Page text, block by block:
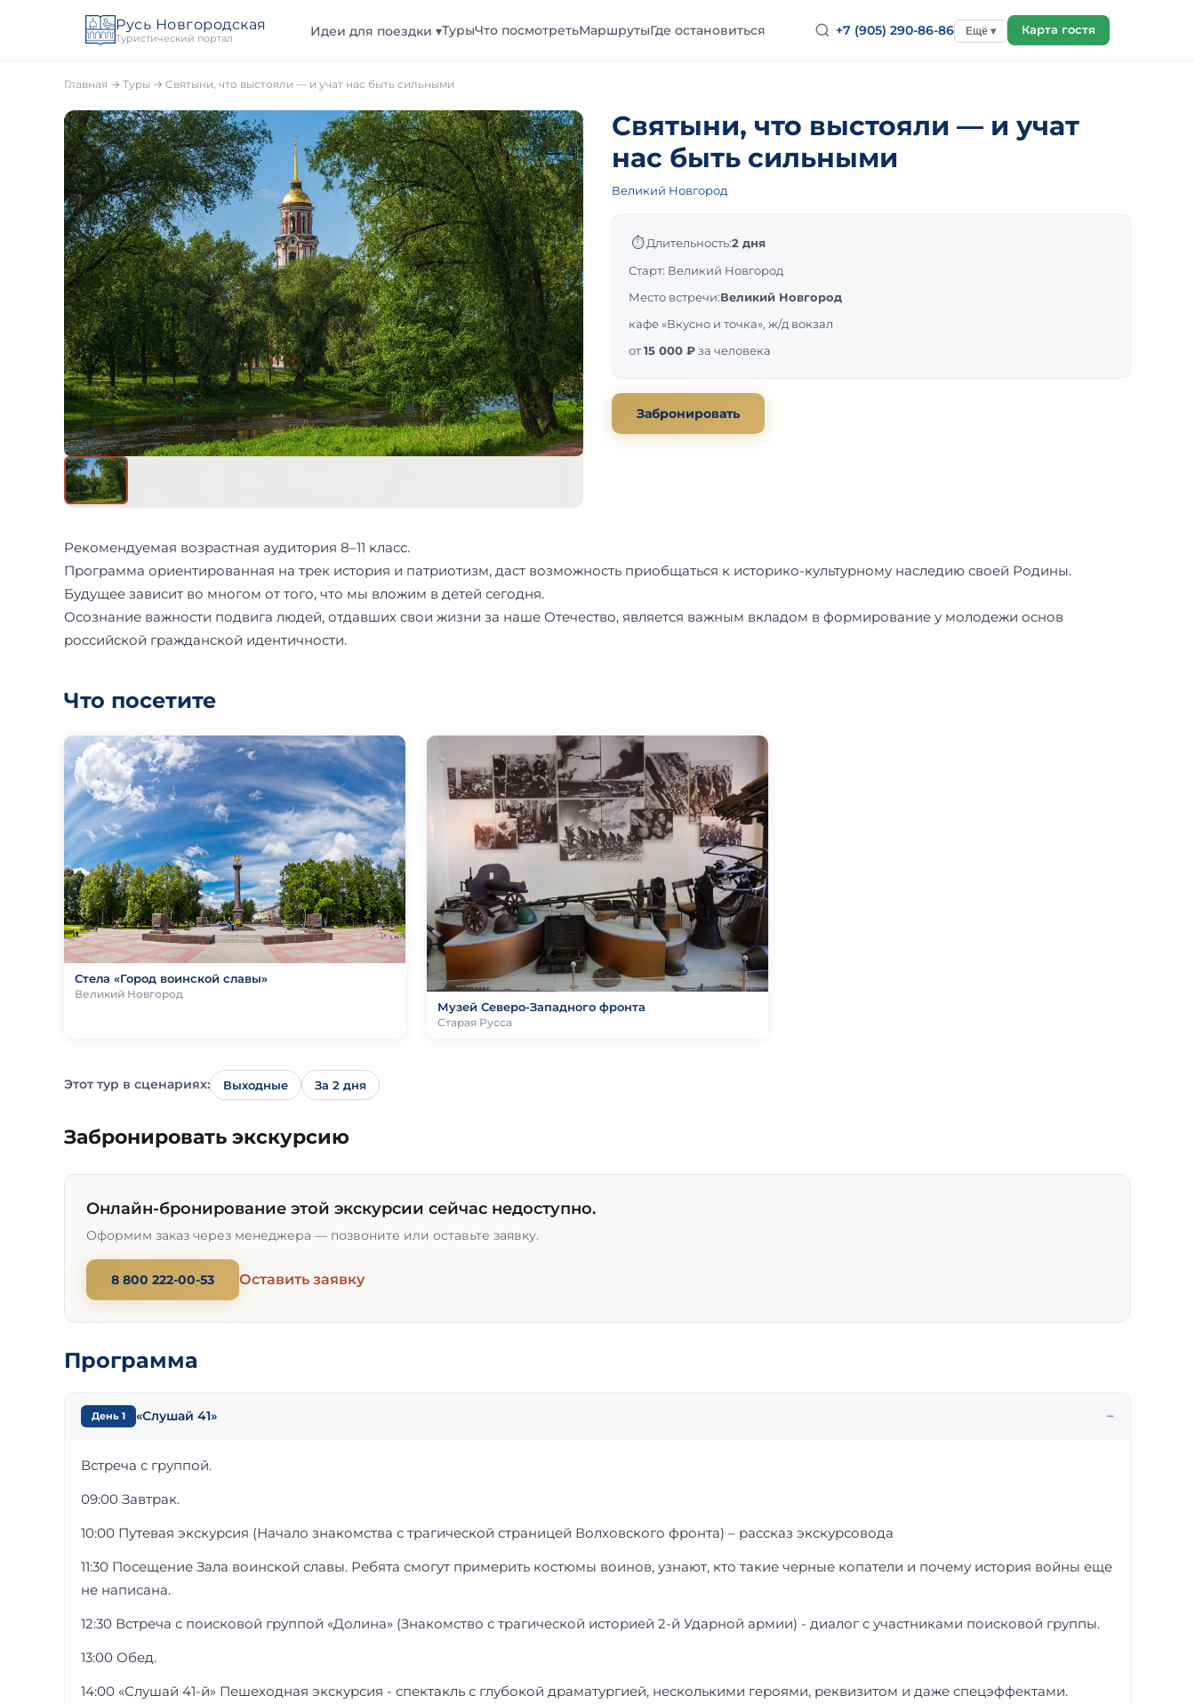
Русь Новгородская
Туристический портал
Идеи для поездки ▾ТурыЧто посмотретьМаршрутыГде остановиться +7 (905) 290-86-86 Ещё ▾ Карта гостя
Главная → Туры → Святыни, что выстояли — и учат нас быть сильными
Святыни, что выстояли — и учат
нас быть сильными
Великий Новгород
⏱ Длительность:2 дня
Старт: Великий Новгород
Место встречи:Великий Новгород
кафе «Вкусно и точка», ж/д вокзал
от15 000 ₽за человека
Забронировать
Рекомендуемая возрастная аудитория 8–11 класс.
Программа ориентированная на трек история и патриотизм, даст возможность приобщаться к историко-культурному наследию своей Родины.
Будущее зависит во многом от того, что мы вложим в детей сегодня.
Осознание важности подвига людей, отдавших свои жизни за наше Отечество, является важным вкладом в формирование у молодежи основ
российской гражданской идентичности.
Что посетите
Стела «Город воинской славы»
Великий Новгород
Музей Северо-Западного фронта
Старая Русса
Этот тур в сценариях: Выходные За 2 дня
Забронировать экскурсию
Онлайн-бронирование этой экскурсии сейчас недоступно.
Оформим заказ через менеджера — позвоните или оставьте заявку.
8 800 222-00-53 Оставить заявку
Программа
День 1 «Слушай 41»
Встреча с группой.
09:00 Завтрак.
10:00 Путевая экскурсия (Начало знакомства с трагической страницей Волховского фронта) – рассказ экскурсовода
11:30 Посещение Зала воинской славы. Ребята смогут примерить костюмы воинов, узнают, кто такие черные копатели и почему история войны еще
не написана.
12:30 Встреча с поисковой группой «Долина» (Знакомство с трагической историей 2-й Ударной армии) - диалог с участниками поисковой группы.
13:00 Обед.
14:00 «Слушай 41-й» Пешеходная экскурсия - спектакль с глубокой драматургией, несколькими героями, реквизитом и даже спецэффектами.